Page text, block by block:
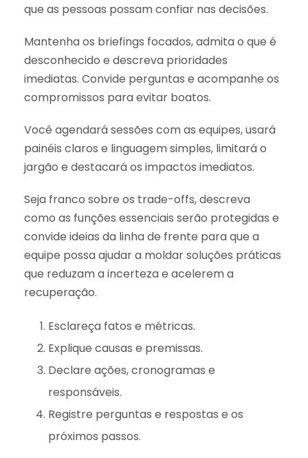
que as pessoas possam confiar nas decisões.
Mantenha os briefings focados, admita o que é
desconhecido e descreva prioridades
imediatas. Convide perguntas e acompanhe os
compromissos para evitar boatos.
Você agendará sessões com as equipes, usará
painéis claros e linguagem simples, limitará o
jargão e destacará os impactos imediatos.
Seja franco sobre os trade-offs, descreva
como as funções essenciais serão protegidas e
convide ideias da linha de frente para que a
equipe possa ajudar a moldar soluções práticas
que reduzam a incerteza e acelerem a
recuperação.
Esclareça fatos e métricas.
Explique causas e premissas.
Declare ações, cronogramas e
responsáveis.
Registre perguntas e respostas e os
próximos passos.